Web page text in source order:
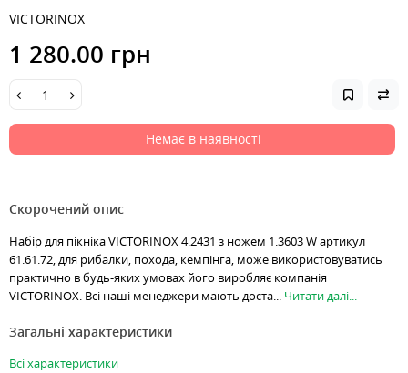
VICTORINOX
1 280.00 грн
Немає в наявності
Скорочений опис
Набір для пікніка VICTORINOX 4.2431 з ножем 1.3603 W артикул
61.61.72, для рибалки, похода, кемпінга, може використовуватись
практично в будь-яких умовах його виробляє компанія
VICTORINOX. Всі наші менеджери мають доста... Читати далі...
Загальні характеристики
Всі характеристики